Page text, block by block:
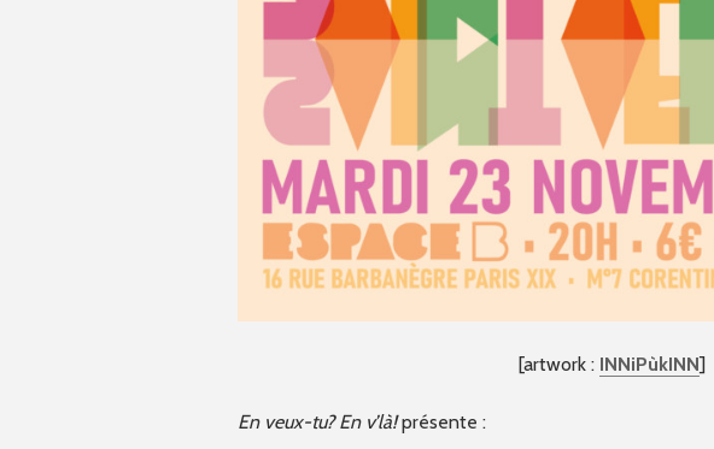
[artwork : INNiPùkINN]
En veux-tu? En v’là!présente :